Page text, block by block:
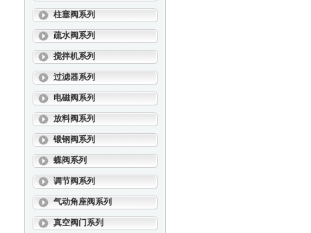
柱塞阀系列
疏水阀系列
搅拌机系列
过滤器系列
电磁阀系列
放料阀系列
锻钢阀系列
蝶阀系列
调节阀系列
气动角座阀系列
真空阀门系列